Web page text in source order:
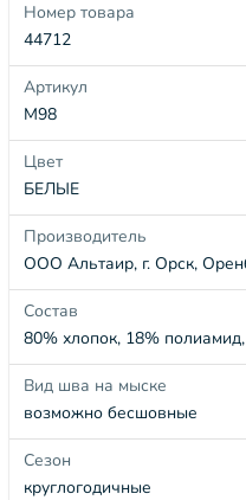
Номер товара
44712
Артикул
М98
Цвет
БЕЛЫЕ
Производитель
ООО Альтаир, г. Орск,
Состав
80% хлопок, 18%
Вид шва на мыске
возможно бесшовные
Сезон
круглогодичные